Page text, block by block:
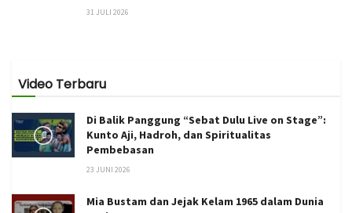
31 JULI 2026
Video Terbaru
Di Balik Panggung “Sebat Dulu Live on Stage”:
Kunto Aji, Hadroh, dan Spiritualitas
Pembebasan
23 JUNI 2026
Mia Bustam dan Jejak Kelam 1965 dalam Dunia